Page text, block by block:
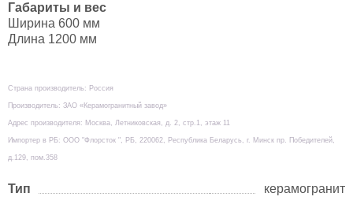
Габариты и вес
Ширина 600 мм
Длина 1200 мм
Страна производитель: Россия
Производитель: ЗАО «Керамогранитный завод»
Адрес производителя: Москва, Летниковская, д. 2, стр.1, этаж 11
Импортер в РБ: ООО "Флорсток ", РБ, 220062, Республика Беларусь, г. Минск пр. Победителей,
д.129, пом.358
Тип
керамогранит